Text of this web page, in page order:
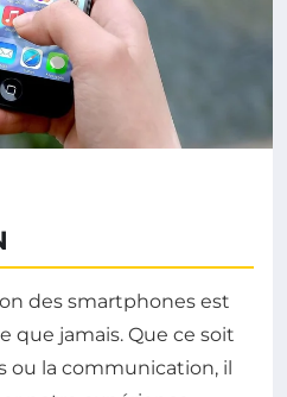
des smartphones est
que jamais. Que ce soit
ou la communication, il